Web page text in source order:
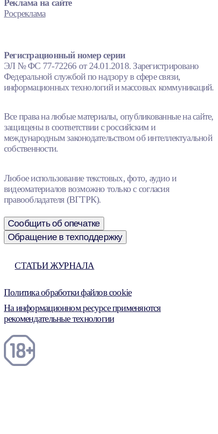
Реклама на сайте
Росреклама
Регистрационный номер серии
ЭЛ № ФС 77-72266 от 24.01.2018. Зарегистрировано
Федеральной службой по надзору в сфере связи,
информационных технологий и массовых коммуникаций.
Все права на любые материалы, опубликованные на сайте,
защищены в соответствии с российским и
международным законодательством об интеллектуальной
собственности.
Любое использование текстовых, фото, аудио и
видеоматериалов возможно только с согласия
правообладателя (ВГТРК).
Сообщить об опечатке
Обращение в техподдержку
СТАТЬИ ЖУРНАЛА
Политика обработки файлов cookie
На информационном ресурсе применяются
рекомендательные технологии